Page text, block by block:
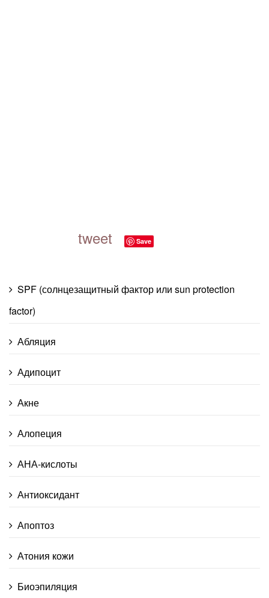
tweet Save
SPF (солнцезащитный фактор или sun protection
factor)
Абляция
Адипоцит
Акне
Алопеция
АНА-кислоты
Антиоксидант
Апоптоз
Атония кожи
Биоэпиляция